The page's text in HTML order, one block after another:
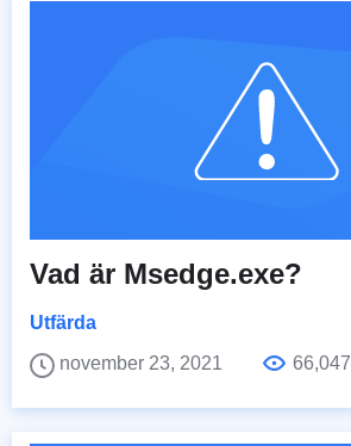
Vad är Msedge.exe?
Utfärda
november 23, 2021
66,047